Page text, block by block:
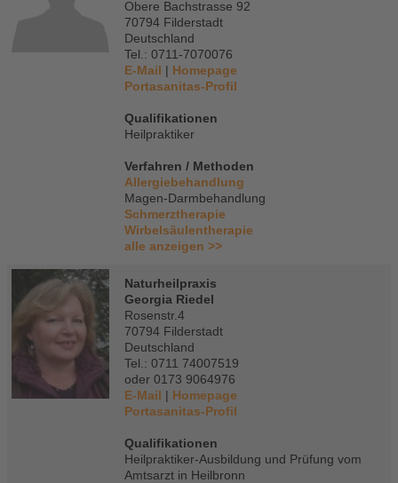
Obere Bachstrasse 92
70794 Filderstadt
Deutschland
Tel.: 0711-7070076
E-Mail | Homepage
Portasanitas-Profil
Qualifikationen
Heilpraktiker
Verfahren / Methoden
Allergiebehandlung
Magen-Darmbehandlung
Schmerztherapie
Wirbelsäulentherapie
alle anzeigen >>
Naturheilpraxis
Georgia Riedel
Rosenstr.4
70794 Filderstadt
Deutschland
Tel.: 0711 74007519
oder 0173 9064976
E-Mail | Homepage
Portasanitas-Profil
Qualifikationen
Heilpraktiker-Ausbildung und Prüfung vom
Amtsarzt in Heilbronn